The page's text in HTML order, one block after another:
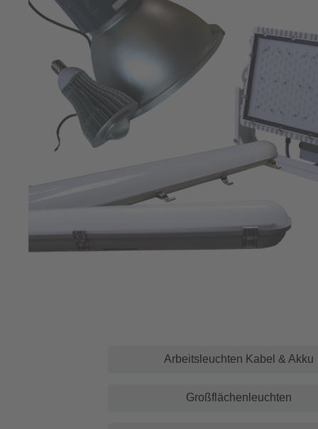
Arbeitsleuchten Kabel & Akku
Großflächenleuchten